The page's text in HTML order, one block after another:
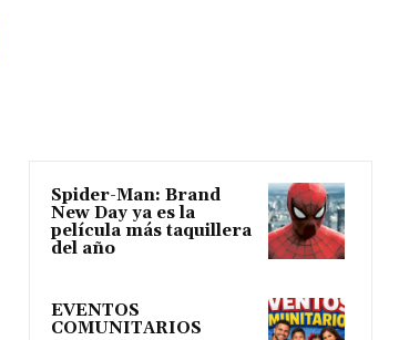
Spider-Man: Brand
New Day ya es la
película más taquillera
del año
EVENTOS
COMUNITARIOS